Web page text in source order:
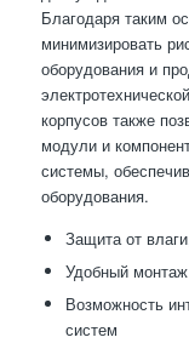
Благодаря таким
минимизировать
оборудования и
корпусов также
модули и
системы,
оборудования.
Защита от
Удобный
Возможность
систем